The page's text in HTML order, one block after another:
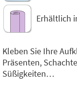
Erhältlich
Kleben Sie Ihre
Präsenten,
Süßigkeiten…